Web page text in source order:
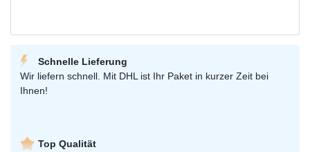
Schnelle Lieferung
Wir liefern schnell. Mit DHL ist Ihr Paket in kurzer Zeit bei
Ihnen!
Top Qualität